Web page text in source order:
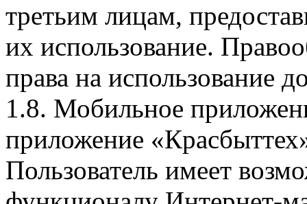
третьим лицам,
их использование.
права на использование
1.8. Мобильное
приложение
Пользователь имеет